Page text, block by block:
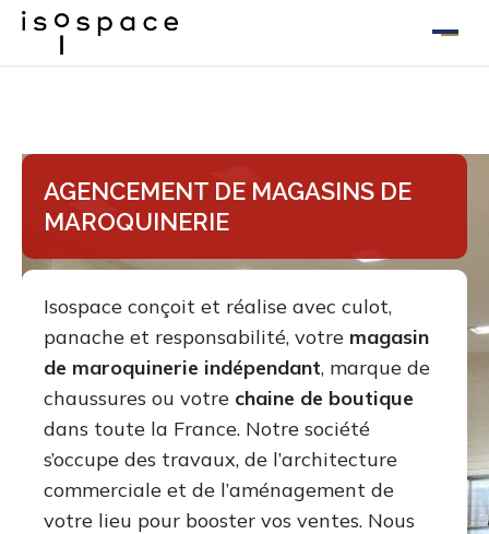
AGENCEMENT DE MAGASINS DE
MAROQUINERIE
Isospace conçoit et réalise avec culot,
panache et responsabilité, votre magasin
de maroquinerie indépendant, marque de
chaussures ou votre chaine de boutique
dans toute la France. Notre société
s’occupe des travaux, de l’architecture
commerciale et de l’aménagement de
votre lieu pour booster vos ventes. Nous